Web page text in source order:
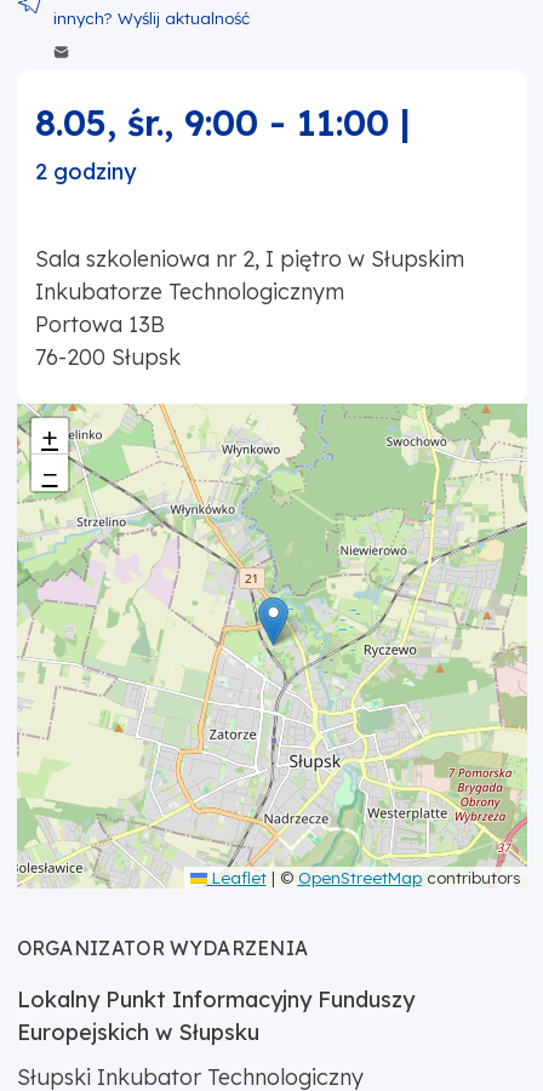
8.05, śr., 9:00 - 11:00 |
2 godziny
Sala szkoleniowa nr 2, I piętro w Słupskim
Inkubatorze Technologicznym
Portowa 13B
76-200 Słupsk
+
−
Leaflet | © OpenStreetMapcontributors
ORGANIZATOR WYDARZENIA
Lokalny Punkt Informacyjny Funduszy
Europejskich w Słupsku
Słupski Inkubator Technologiczny